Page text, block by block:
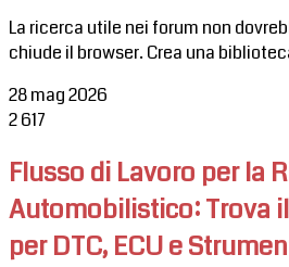
La ricerca utile nei forum non
chiude il browser. Crea una
28 mag 2026
2617
Flusso di Lavoro per la
Automobilistico: Trova
per DTC, ECU e